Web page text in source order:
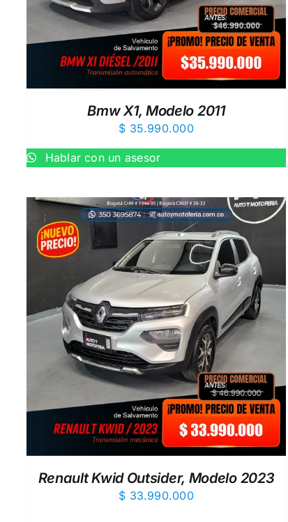
Bmw X1, Modelo 2011
$ 35.990.000
Hablar con un asesor
Renault Kwid Outsider, Modelo 2023
$ 33.990.000
AÑADIR AL CARRITO / QUICK VIEW